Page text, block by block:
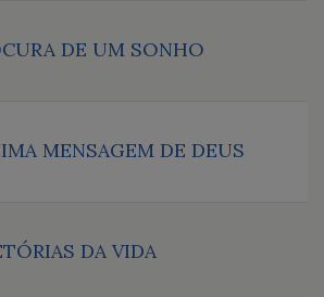
DE UM SONHO
MENSAGEM DE DEUS
DA VIDA